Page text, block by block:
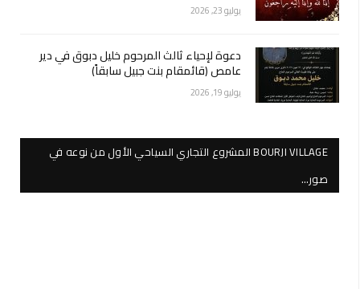
يوليو 23, 2026
دعوة لإحياء ثالث المرحوم خليل دبوق في دير
عامص (قائمقام بنت جبيل سابقاً)
يوليو 19, 2026
BOURJI VILLAGE المشروع التجاري السياحي الأول من نوعه في
صور…